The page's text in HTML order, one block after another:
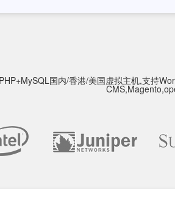
国内/香港/美国虚拟主机,支持